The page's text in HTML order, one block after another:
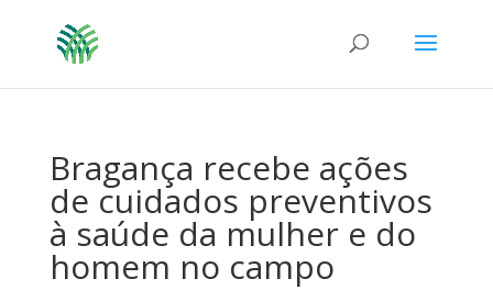
Bragança recebe ações
de cuidados preventivos
à saúde da mulher e do
homem no campo